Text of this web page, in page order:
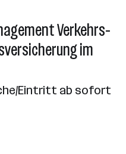
Verkehrs-
im
Eintritt ab sofort